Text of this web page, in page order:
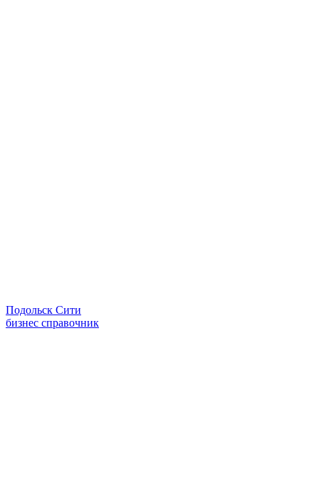
Подольск Сити
бизнес справочник